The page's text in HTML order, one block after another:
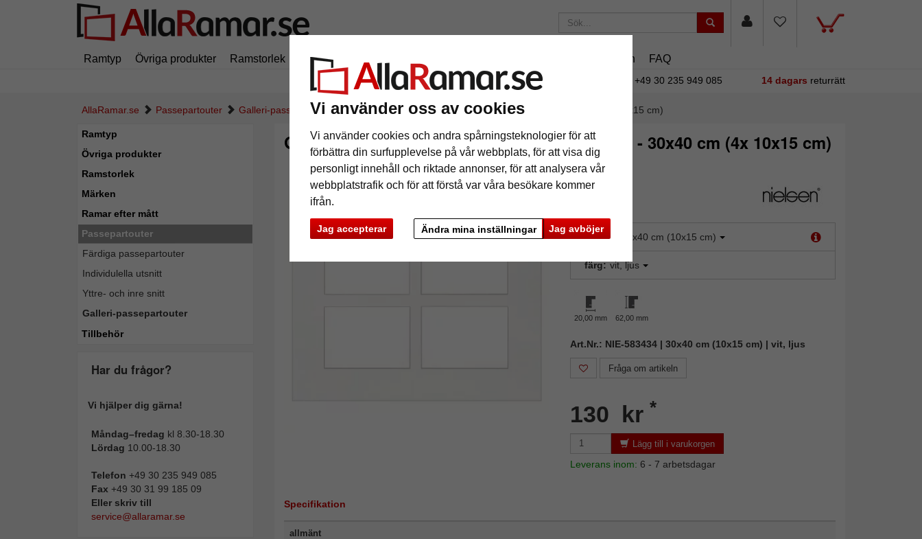
Vi använder oss av cookies
Vi använder cookies och andra spårningsteknologier för att
förbättra din surfupplevelse på vår webbplats, för att visa dig
personligt innehåll och riktade annonser, för att analysera vår
webbplatstrafik och för att förstå var våra besökare kommer
ifrån.
Jag accepterar Jag avböjer
Ändra mina inställningar
Ramtyp Övriga produkter Ramstorlek Märken Magasin FAQ
195 kri leveranskostnad. Oavsett hur mycket du beställer. +49 30 235 949 085 14 dagars returrätt
AllaRamar.se Passepartouter Galleri-passepartouter Galleri passepartout museumkvalitet 2,5 mm - 30x40 cm (4x 10x15 cm)
Ramtyp
Övriga produkter
Ramstorlek
Märken
Ramar efter mått
Passepartouter
Färdiga passepartouter
Individulella utsnitt
Yttre- och inre snitt
Galleri-passepartouter
Tillbehör
Har du frågor?
Vi hjälper dig gärna!
Måndag–fredag kl 8.30-18.30
Lördag 10.00-18.30
Telefon +49 30 235 949 085
Fax +49 30 31 99 185 09
Eller skriv till
service@allaramar.se
Galleri passepartout museumkvalitet 2,5 mm - 30x40 cm (4x 10x15 cm)
format: 30x40 cm (10x15 cm)
färg: vit, ljus
20,00 mm 62,00 mm
Art.Nr.: NIE-583434 | 30x40 cm (10x15 cm) | vit, ljus
Fråga om artikeln
130 kr *
Lägg till i varukorgen
Leverans inom: 6 - 7 arbetsdagar
Specifikation
allmänt